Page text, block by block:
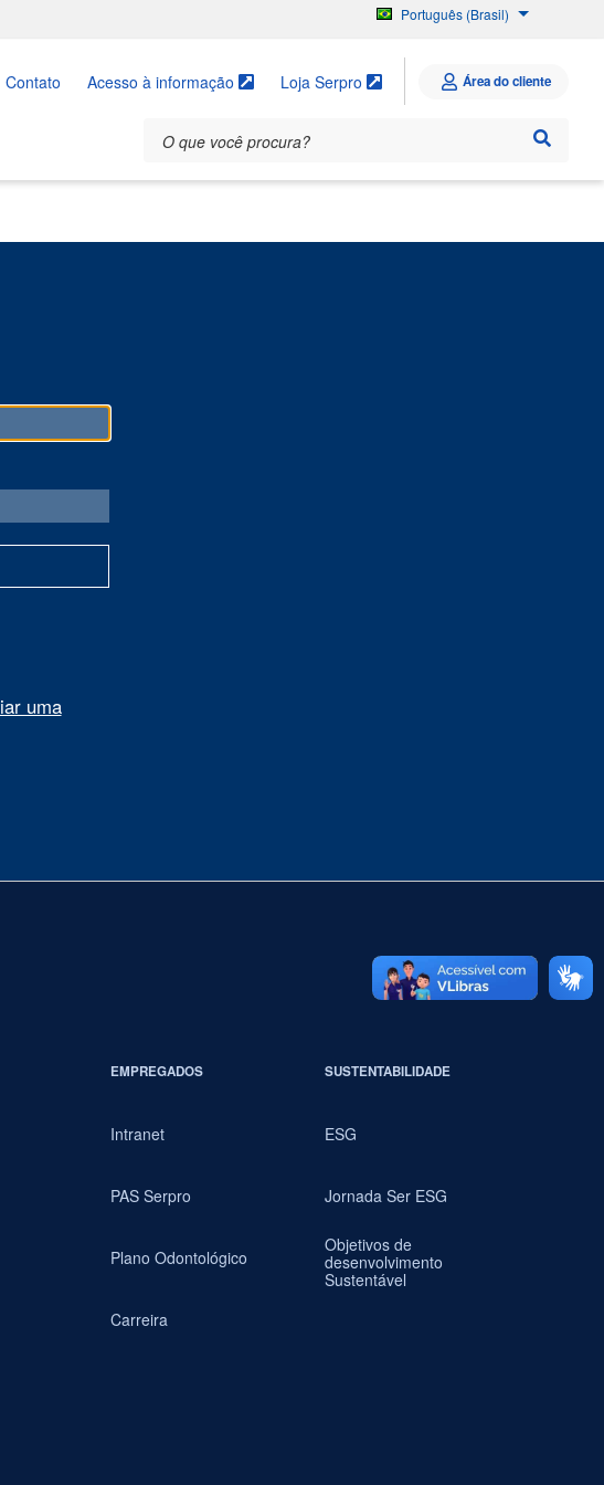
Português (Brasil)
Contato Acesso à informação Loja Serpro Área do cliente
uma
EMPREGADOS
Intranet
PAS Serpro
Plano Odontológico
Carreira
SUSTENTABILIDADE
ESG
Jornada Ser ESG
Objetivos de
desenvolvimento
Sustentável